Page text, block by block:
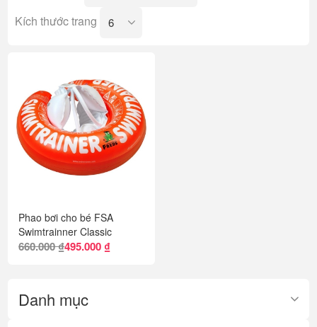
Danh mục
Kích thước trang
Phao bơi cho bé FSA
Swimtrainner Classic
660.000 ₫495.000 ₫